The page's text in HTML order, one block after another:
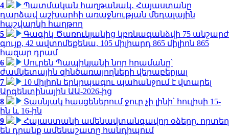
4
Պատմական հաղթանակ․ Հայաստանը
դարձավ աշխարհի առաջնության մեդալային
հաշվարկի հաղթող
5
Գագիկ Ծառուկյանից կբռնագանձվի 75 անշարժ
գույք, 42 ավտոմեքենա, 105 միլիարդ 865 միլիոն 865
հազար դրամ
6
Սուրեն Պապիկյանի նոր հրամանը՝
ժամկետային զինծառայողների վերաբերյալ
7
10 միլիոն երկրպագու պահանջում է վտարել
Արգենտինային ԱԱ-2026-ից
8
Տասնյակ հասցեներում ջուր չի լինի՝ հուլիսի 15-
ին և 16-ին
9
Հայաստանի ամենավտանգավոր օձերը. որտեղ
են դրանք ամենաշատը հանդիպում